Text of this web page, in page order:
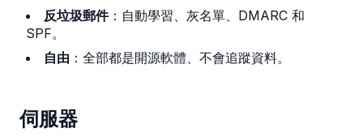
反垃圾郵件：自動學習、灰名單、DMARC 和
SPF。
自由 ：全部都是開源軟體、不會追蹤資料。
伺服器